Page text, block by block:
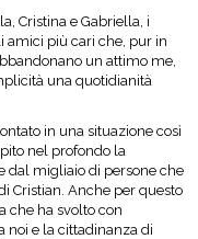
Cristina e Gabriella, i
amici più cari che, pur in
un attimo me,
una quotidianità
in una situazione così
nel profondo la
dal migliaio di persone che
Cristian. Anche per questo
che ha svolto con
noi e la cittadinanza di